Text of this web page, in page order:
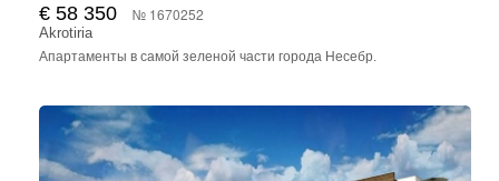
€ 58 350 № 1670252
Akrotiria
Апартаменты в самой зеленой части города Несебр.